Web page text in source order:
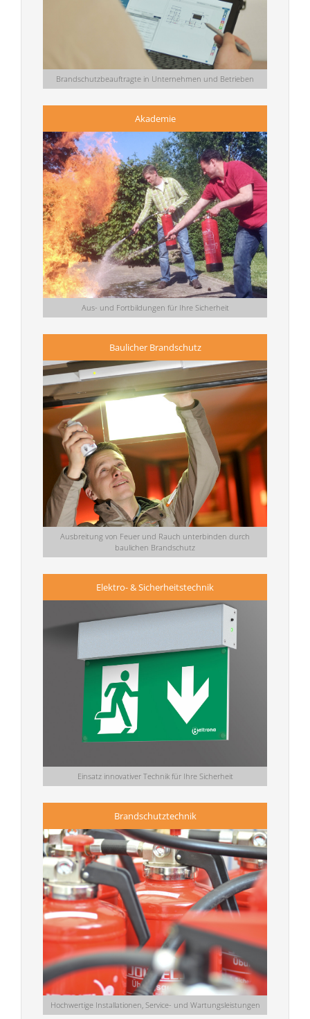
Brandschutzbeauftragte in Unternehmen und Betrieben
Akademie
Aus- und Fortbildungen für Ihre Sicherheit
Baulicher Brandschutz
Ausbreitung von Feuer und Rauch unterbinden durch
baulichen Brandschutz
Elektro- & Sicherheitstechnik
Einsatz innovativer Technik für Ihre Sicherheit
Brandschutztechnik
Hochwertige Installationen, Service- und Wartungsleistungen